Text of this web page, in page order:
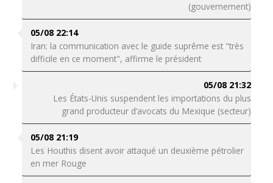
(gouvernement)
05/08 22:14
Iran: la communication avec le guide suprême est "très
difficile en ce moment", affirme le président
05/08 21:32
Les États-Unis suspendent les importations du plus
grand producteur d’avocats du Mexique (secteur)
05/08 21:19
Les Houthis disent avoir attaqué un deuxième pétrolier
en mer Rouge